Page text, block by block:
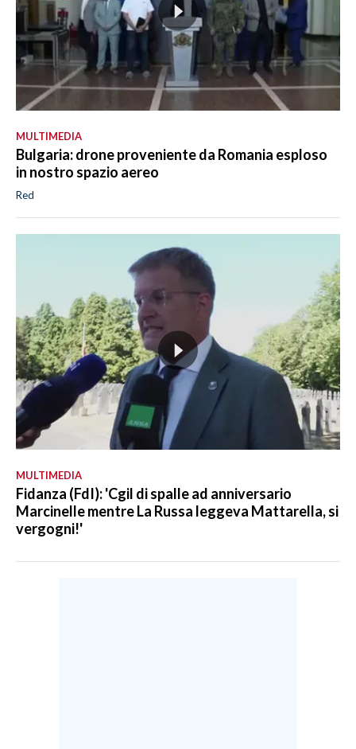
MULTIMEDIA
Bulgaria: drone proveniente da Romania esploso
in nostro spazio aereo
Red
MULTIMEDIA
Fidanza (FdI): 'Cgil di spalle ad anniversario
Marcinelle mentre La Russa leggeva Mattarella, si
vergogni!'